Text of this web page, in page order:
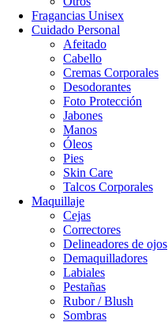
Fragancias Unisex
Cuidado Personal
Afeitado
Cabello
Cremas Corporales
Desodorantes
Foto Protección
Jabones
Manos
Óleos
Pies
Skin Care
Talcos Corporales
Maquillaje
Cejas
Correctores
Delineadores de ojos
Demaquilladores
Labiales
Pestañas
Rubor / Blush
Sombras